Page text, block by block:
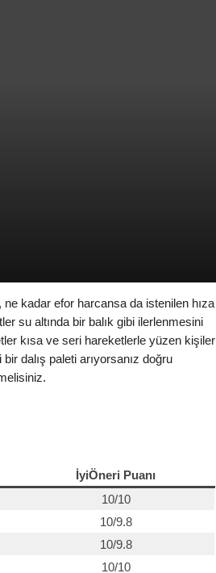
kadar efor harcansa da istenilen hıza
su altında bir balık gibi ilerlenmesini
kısa ve seri hareketlerle yüzen kişiler
dalış paleti arıyorsanız doğru
İyiÖneri Puanı
10/10
10/9.8
10/9.8
10/10